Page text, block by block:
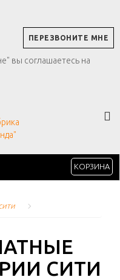
вы соглашаетесь на
КОРЗИНА
СИТИ